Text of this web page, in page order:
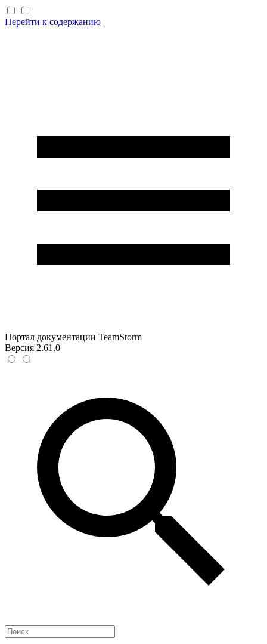
Перейти к содержанию
Портал документации TeamStorm
Версия 2.61.0